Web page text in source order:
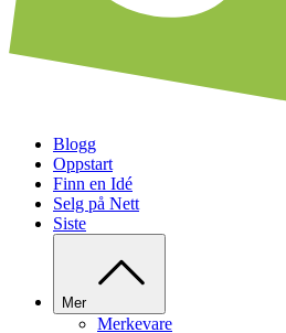
Blogg
Oppstart
Finn en Idé
Selg på Nett
Siste
Mer
Merkevare